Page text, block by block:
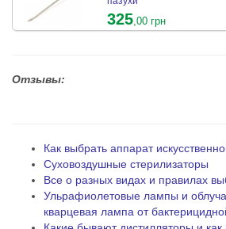
325,00 грн
Отзывы:
Как выбрать аппарат
Суховоздушные стерилизаторы
Все о разных видах и правилах
Ульрафиолетовые лампы и
кварцевая лампа от